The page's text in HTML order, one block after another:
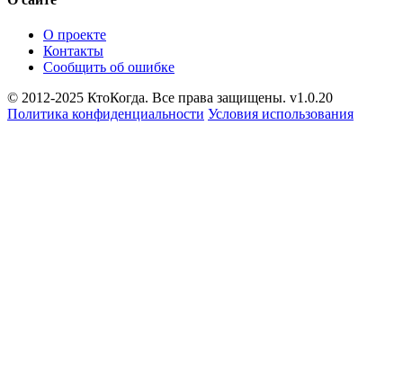
О проекте
Контакты
Сообщить об ошибке
© 2012-2025 КтоКогда. Все права защищены. v1.0.20
Политика конфиденциальности Условия использования